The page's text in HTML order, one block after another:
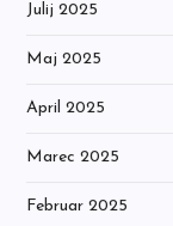
Julij 2025
Maj 2025
April 2025
Marec 2025
Februar 2025